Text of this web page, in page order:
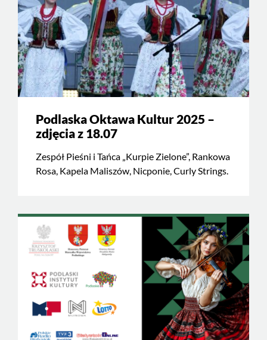
Podlaska Oktawa Kultur 2025 –
zdjęcia z 18.07
Zespół Pieśni i Tańca „Kurpie Zielone”, Rankowa
Rosa, Kapela Maliszów, Nicponie, Curly Strings.